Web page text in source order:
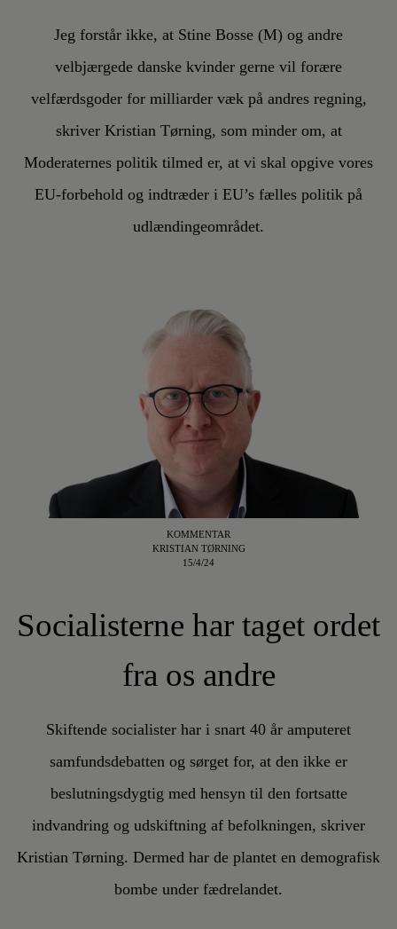
Jeg forstår ikke, at Stine Bosse (M) og andre
velbjærgede danske kvinder gerne vil forære
velfærdsgoder for milliarder væk på andres regning,
skriver Kristian Tørning, som minder om, at
Moderaternes politik tilmed er, at vi skal opgive vores
EU-forbehold og indtræder i EU’s fælles politik på
udlændingeområdet.
KOMMENTAR
KRISTIAN TØRNING
15/4/24
Socialisterne har taget ordet
fra os andre
Skiftende socialister har i snart 40 år amputeret
samfundsdebatten og sørget for, at den ikke er
beslutningsdygtig med hensyn til den fortsatte
indvandring og udskiftning af befolkningen, skriver
Kristian Tørning. Dermed har de plantet en demografisk
bombe under fædrelandet.